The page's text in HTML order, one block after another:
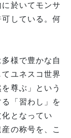
於いてモンサ
している。何
様で豊かな自
ユネスコ世界
尊ぶ」という
「習わし」を
となってい
の称号を、こ